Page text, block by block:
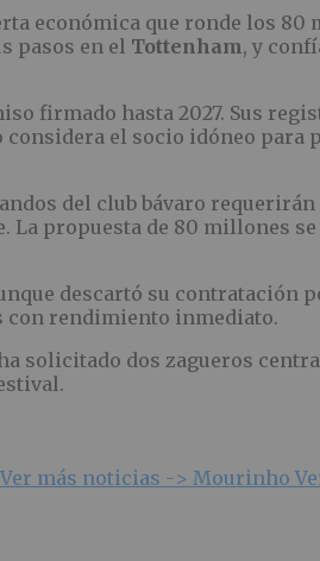
económica que ronde los 80
pasos en el Tottenham, y
firmado hasta 2027. Sus
el socio idóneo para
del club bávaro
La propuesta de 80 millones
descartó su contratación
con rendimiento inmediato.
solicitado dos zagueros
Ver más noticias -> Mourinho